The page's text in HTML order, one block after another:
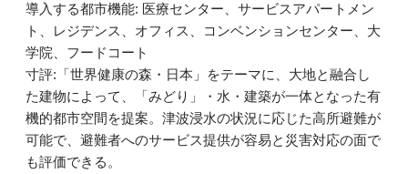
導入する都市機能: 医療センター、サービスアパートメン
ト、レジデンス、オフィス、コンベンションセンター、大
学院、フードコート
寸評:「世界健康の森・日本」をテーマに、大地と融合し
た建物によって、「みどり」・水・建築が一体となった有
機的都市空間を提案。津波浸水の状況に応じた高所避難が
可能で、避難者へのサービス提供が容易と災害対応の面で
も評価できる。